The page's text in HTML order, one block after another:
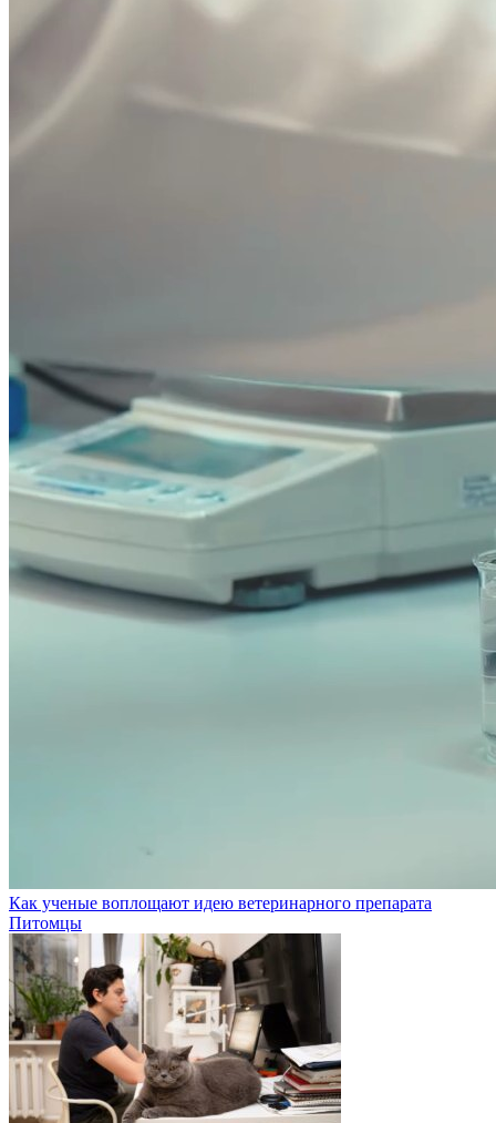
Как ученые воплощают идею ветеринарного препарата
Питомцы